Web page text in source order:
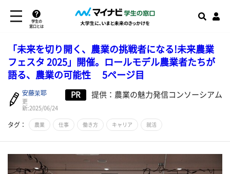
学生の
窓口とは
「未来を切り開く、農業の挑戦者になる!未来農業
フェスタ 2025」開催。ロールモデル農業者たちが
語る、農業の可能性 5ページ目
安藤茉耶
更
新:2025/06/24
PR 提供：農業の魅力発信コンソーシアム
タグ： 農業 仕事 働き方 キャリア 就活